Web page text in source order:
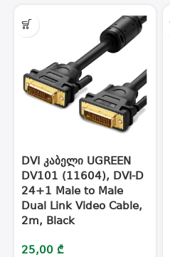
DVI კაბელი UGREEN
DV101 (11604), DVI-D
24+1 Male to Male
Dual Link Video Cable,
2m, Black
25,00 ₾